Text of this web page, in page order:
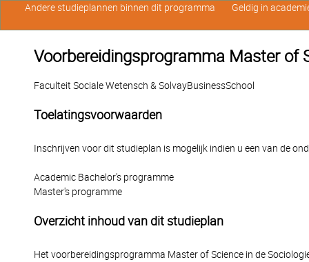
Voorbereidingsprogramma Master of
Faculteit Sociale Wetensch & SolvayBusinessSchool
Toelatingsvoorwaarden
Inschrijven voor dit studieplan is mogelijk indien u een van de
Academic Bachelor's programme
Master's programme
Overzicht inhoud van dit studieplan
Het voorbereidingsprogramma Master of Science in de
Andere studieplannen binnen dit programma Geldig in